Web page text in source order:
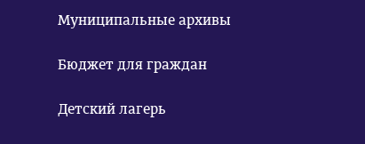
Муниципальные архивы
Бюджет для граждан
Детский лагерь